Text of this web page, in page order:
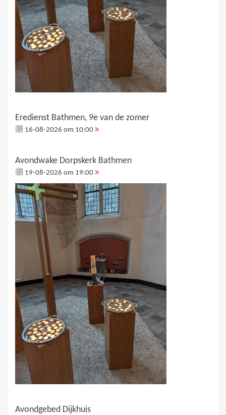
Eredienst Bathmen, 9e van de zomer
16-08-2026 om 10:00
Avondwake Dorpskerk Bathmen
19-08-2026 om 19:00
Avondgebed Dijkhuis